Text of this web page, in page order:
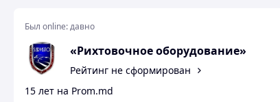
Был online:давно
«Рихтовочное оборудование»
Рейтинг не сформирован
15 лет на Prom.md